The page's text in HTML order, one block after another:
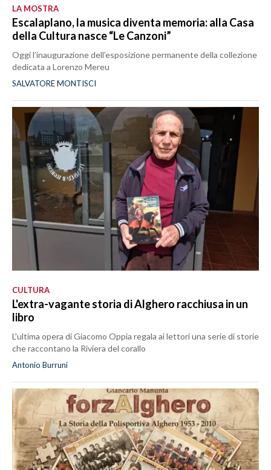
LA MOSTRA
Escalaplano, la musica diventa memoria: alla Casa
della Cultura nasce “Le Canzoni”
Oggi l’inaugurazione dell’esposizione permanente della collezione
dedicata a Lorenzo Mereu
SALVATORE MONTISCI
CULTURA
L'extra-vagante storia di Alghero racchiusa in un
libro
L'ultima opera di Giacomo Oppia regala ai lettori una serie di storie
che raccontano la Riviera del corallo
Antonio Burruni